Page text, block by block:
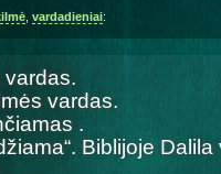
vardadieniai:
vardas.
vardas.
.
Biblijoje